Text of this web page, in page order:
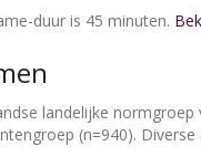
duur is 45 minuten.
landelijke
(n=940).